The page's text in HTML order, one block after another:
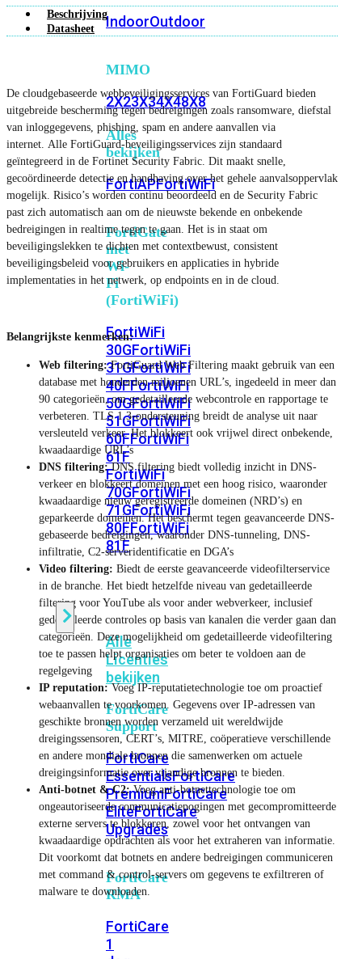
IndoorOutdoor
MIMO
2X23X34X48X8
Alles
bekijken
FortiAPFortiWiFi
FortiGate
met
Wi-
Fi
(FortiWiFi)
FortiWiFi
30GFortiWiFi
31GFortiWiFi
40FFortiWiFi
50GFortiWiFi
51GFortiWiFi
60FFortiWiFi
61F
FortiWiFi
70GFortiWiFi
71GFortiWiFi
80FFortiWiFi
81F
Licentie
Alle
Licenties
bekijken
FortiCare
Support
FortiCare
EssentialsFortiCare
PremiumFortiCare
EliteFortiCare
Upgrades
FortiCare
RMA
FortiCare
1
Beschrijving
Datasheet
De cloudgebaseerde webbeveiligingsservices van FortiGuard bieden
uitgebreide bescherming tegen bedreigingen zoals ransomware, diefstal
van inloggegevens, phishing, spam en andere aanvallen via
internet. Alle FortiGuard-beveiligingsservices zijn standaard
geïntegreerd in de Fortinet Security Fabric. Dit maakt snelle,
gecoördineerde detectie en handhaving over het gehele aanvalsoppervlak
mogelijk. Risico’s worden continu beoordeeld en de Security Fabric
past zich automatisch aan om de nieuwste bekende en onbekende
bedreigingen in realtime tegen te gaan. Het is in staat om
beveiligingslekken te dichten met contextbewust, consistent
beveiligingsbeleid voor gebruikers en applicaties in hybride
implementaties in het netwerk, op endpoints en in de cloud.
Belangrijkste kenmerken:
Web filtering:FortiGuard Web Filtering maakt gebruik van een
database met honderden miljoenen URL’s, ingedeeld in meer dan
90 categorieën, om gedetailleerde webcontrole en rapportage te
verbeteren. TLS 1.3-ondersteuning breidt de analyse uit naar
versleuteld verkeer. Het blokkeert ook vrijwel direct onbekende,
kwaadaardige URL’s
DNS filtering:DNS filtering biedt volledig inzicht in DNS-
verkeer en blokkeert domeinen met een hoog risico, waaronder
kwaadaardige nieuw geregistreerde domeinen (NRD’s) en
geparkeerde domeinen. Het beschermt tegen geavanceerde DNS-
gebaseerde bedreigingen, waaronder DNS-tunneling, DNS-
infiltratie, C2-serveridentificatie en DGA’s
Video filtering: Biedt de eerste geavanceerde videofilterservice
in de branche. Het biedt hetzelfde niveau van gedetailleerde
filtering voor YouTube als voor ander webverkeer, inclusief
gedetailleerde controles op basis van kanalen die verder gaan dan
categorieën. Deze mogelijkheid om gedetailleerde videofiltering
toe te passen helpt organisaties om beter te voldoen aan de
regelgeving
IP reputation:Voeg IP-reputatietechnologie toe om proactief
webaanvallen te voorkomen. Gegevens over IP-adressen van
geschikte bronnen worden verzameld uit wereldwijde
dreigingssensoren, CERT’s, MITRE, coöperatieve verschillende
en andere mondiale bronnen die samenwerken om actuele
dreigingsinformatie over vijandige bronnen te bieden.
Anti-botnet & C2:Voeg anti-botnettechnologie toe om
ongeautoriseerde communicatiepogingen met gecompromitteerde
externe servers te blokkeren, zowel voor het ontvangen van
kwaadaardige opdrachten als voor het extraheren van informatie.
Dit voorkomt dat botnets en andere bedreigingen communiceren
met command & control-servers om gegevens te exfiltreren of
malware te downloaden.